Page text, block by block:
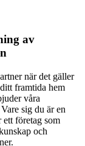
av
när det gäller
framtida hem
våra
sig du är en
företag som
och